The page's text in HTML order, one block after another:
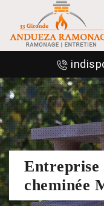
Entreprise
cheminée